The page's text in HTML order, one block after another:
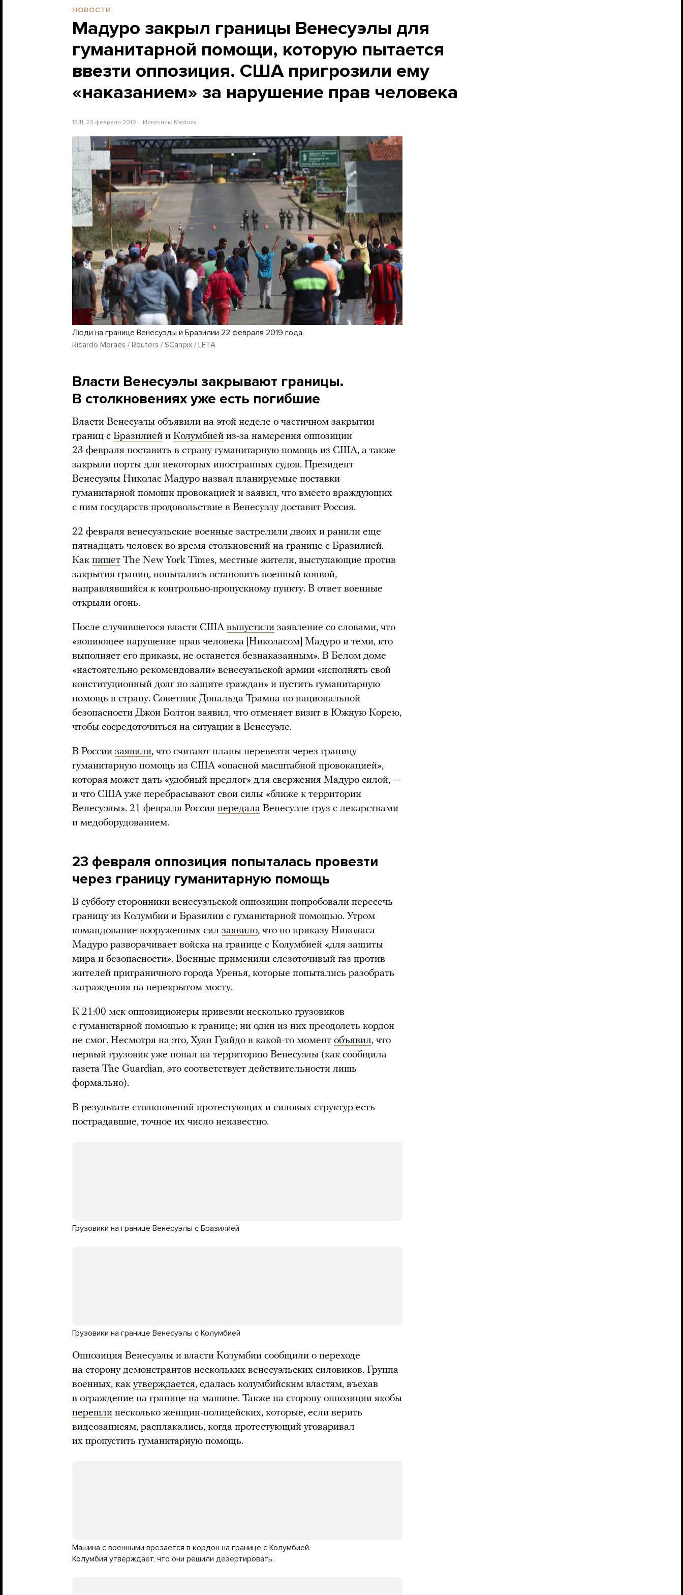
НОВОСТИ
Мадуро закрыл границы Венесуэлы для
гуманитарной помощи, которую пытается
ввезти оппозиция. США пригрозили ему
«наказанием» за нарушение прав человека
13:11, 23 февраля 2019 Источник: Meduza
Люди на границе Венесуэлы и Бразилии 22 февраля 2019 года.
Ricardo Moraes / Reuters / SCanpix / LETA
Власти Венесуэлы закрывают границы.
В столкновениях уже есть погибшие
Власти Венесуэлы объявили на этой неделе о частичном закрытии
границ с Бразилией и Колумбией из-за намерения оппозиции
23 февраля поставить в страну гуманитарную помощь из США, а также
закрыли порты для некоторых иностранных судов. Президент
Венесуэлы Николас Мадуро назвал планируемые поставки
гуманитарной помощи провокацией и заявил, что вместо враждующих
с ним государств продовольствие в Венесуэлу доставит Россия.
22 февраля венесуэльские военные застрелили двоих и ранили еще
пятнадцать человек во время столкновений на границе с Бразилией.
Как пишет The New York Times, местные жители, выступающие против
закрытия границ, попытались остановить военный конвой,
направлявшийся к контрольно-пропускному пункту. В ответ военные
открыли огонь.
После случившегося власти США выпустили заявление со словами, что
«вопиющее нарушение прав человека [Николасом] Мадуро и теми, кто
выполняет его приказы, не останется безнаказанным». В Белом доме
«настоятельно рекомендовали» венесуэльской армии «исполнять свой
конституционный долг по защите граждан» и пустить гуманитарную
помощь в страну. Советник Дональда Трампа по национальной
безопасности Джон Болтон заявил, что отменяет визит в Южную Корею,
чтобы сосредоточиться на ситуации в Венесуэле.
В России заявили, что считают планы перевезти через границу
гуманитарную помощь из США «опасной масштабной провокацией»,
которая может дать «удобный предлог» для свержения Мадуро силой, —
и что США уже перебрасывают свои силы «ближе к территории
Венесуэлы». 21 февраля Россия передала Венесуэле груз с лекарствами
и медоборудованием.
23 февраля оппозиция попыталась провезти
через границу гуманитарную помощь
В субботу сторонники венесуэльской оппозиции попробовали пересечь
границу из Колумбии и Бразилии с гуманитарной помощью. Утром
командование вооруженных сил заявило, что по приказу Николаса
Мадуро разворачивает войска на границе с Колумбией «для защиты
мира и безопасности». Военные применили слезоточивый газ против
жителей приграничного города Уренья, которые попытались разобрать
заграждения на перекрытом мосту.
К 21:00 мск оппозиционеры привезли несколько грузовиков
с гуманитарной помощью к границе; ни один из них преодолеть кордон
не смог. Несмотря на это, Хуан Гуайдо в какой-то момент объявил, что
первый грузовик уже попал на территорию Венесуэлы (как сообщила
газета The Guardian, это соответствует действительности лишь
формально).
В результате столкновений протестующих и силовых структур есть
пострадавшие, точное их число неизвестно.
Грузовики на границе Венесуэлы с Бразилией
Грузовики на границе Венесуэлы с Колумбией
Оппозиция Венесуэлы и власти Колумбии сообщили о переходе
на сторону демонстрантов нескольких венесуэльских силовиков. Группа
военных, как утверждается, сдалась колумбийским властям, въехав
в ограждение на границе на машине. Также на сторону оппозиции якобы
перешли несколько женщин-полицейских, которые, если верить
видеозаписям, расплакались, когда протестующий уговаривал
их пропустить гуманитарную помощь.
Машина с военными врезается в кордон на границе с Колумбией.
Колумбия утверждает, что они решили дезертировать.